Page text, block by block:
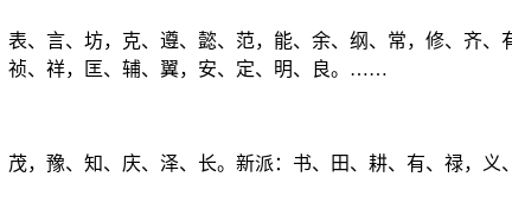
言、坊，克、遵、懿、范，能、余、纲、常，修、齐、
祯、祥，匡、辅、翼，安、定、明、良。……
豫、知、庆、泽、长。新派：书、田、耕、有、禄，义